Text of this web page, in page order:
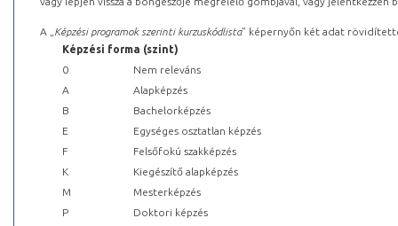
A „ Képzési programok szerinti kurzuskódlista” képernyőn két adat
Képzési forma (szint)
0
Nem releváns
A
Alapképzés
B
Bachelorképzés
E
Egységes osztatlan képzés
F
Felsőfokú szakképzés
K
Kiegészítő alapképzés
M
Mesterképzés
P
Doktori képzés